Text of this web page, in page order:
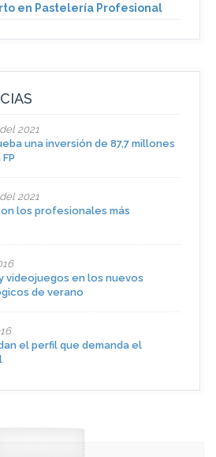
en Pastelería Profesional
2021
una inversión de 87,7 millones
2021
los profesionales más
videojuegos en los nuevos
de verano
el perfil que demanda el